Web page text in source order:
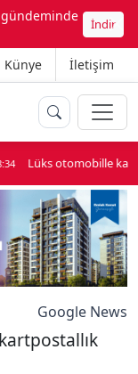
gündeminde
İndir
Künye İletişim
milyonluk soygun
yapı kartpostallık
Google News